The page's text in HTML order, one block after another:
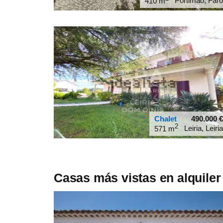
37.1446
-8.58284
Chalet 490.000€
571 m2
Leiria, Leiria
39.7073
-8.87088
Casas más vistas en alquiler